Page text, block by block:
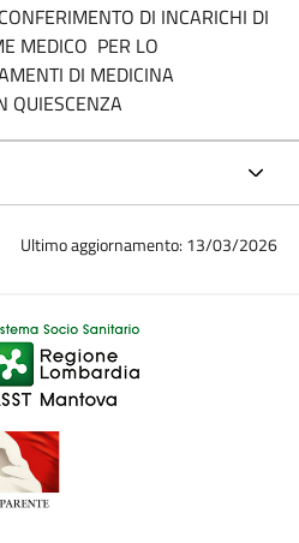
DI INCARICHI DI
MEDICO PER LO
DI MEDICINA
QUIESCENZA
Ultimo aggiornamento: 13/03/2026